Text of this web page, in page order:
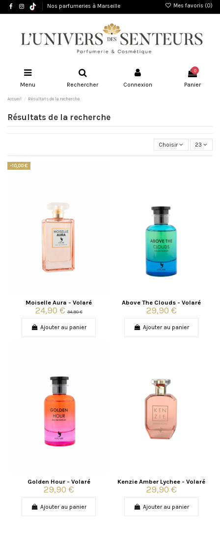
Nos parfumeries à Marseille Mes favoris (0)
Menu Rechercher Connexion
0
Panier
Accueil Résultats de la recherche
Résultats de la recherche
Choisir 23
-10,00 €
Moiselle Aura - Volaré
24,90 €34,90 €
Ajouter au panier
Above The Clouds - Volaré
29,90 €
Ajouter au panier
Golden Hour - Volaré
29,90 €
Ajouter au panier
Kenzie Amber Lychee - Volaré
29,90 €
Ajouter au panier